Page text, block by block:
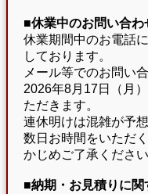
■休業中のお問い合わ
休業期間中のお電話
しております。
メール等でのお問い
2026年8月17日（月
ただきます。
連休明けは混雑が予
数日お時間をいただ
かじめご了承ください
■納期・お見積りに関